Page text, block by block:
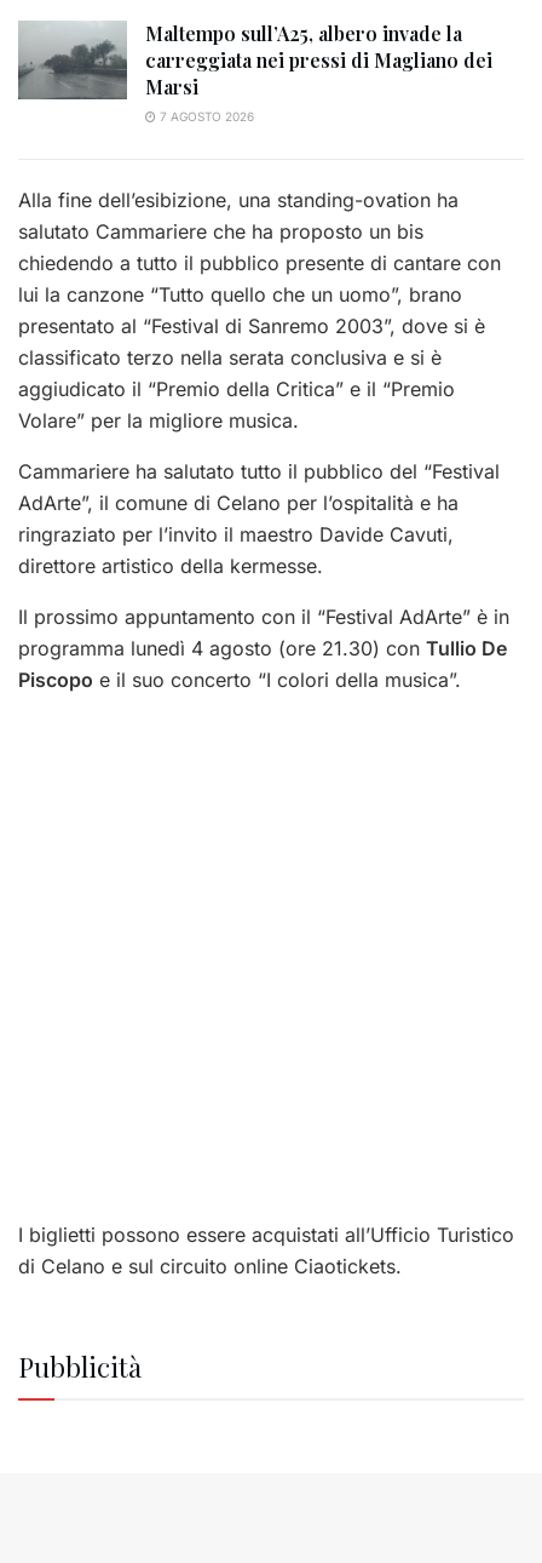
Maltempo sull’A25, albero invade la
carreggiata nei pressi di Magliano dei
Marsi
7 AGOSTO 2026
Alla fine dell’esibizione, una standing-ovation ha
salutato Cammariere che ha proposto un bis
chiedendo a tutto il pubblico presente di cantare con
lui la canzone “Tutto quello che un uomo”, brano
presentato al “Festival di Sanremo 2003”, dove si è
classificato terzo nella serata conclusiva e si è
aggiudicato il “Premio della Critica” e il “Premio
Volare” per la migliore musica.
Cammariere ha salutato tutto il pubblico del “Festival
AdArte”, il comune di Celano per l’ospitalità e ha
ringraziato per l’invito il maestro Davide Cavuti,
direttore artistico della kermesse.
Il prossimo appuntamento con il “Festival AdArte” è in
programma lunedì 4 agosto (ore 21.30) con Tullio De
Piscopo e il suo concerto “I colori della musica”.
I biglietti possono essere acquistati all’Ufficio Turistico
di Celano e sul circuito online Ciaotickets.
Pubblicità